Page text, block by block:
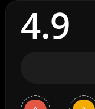
4.9